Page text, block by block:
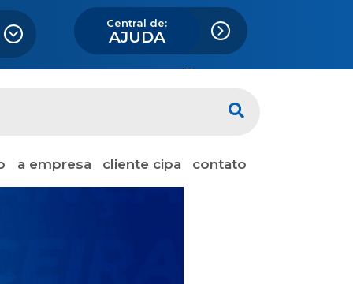
Central de:
AJUDA
a empresa cliente cipa contato